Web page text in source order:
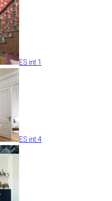
ES int 1
ES int 4